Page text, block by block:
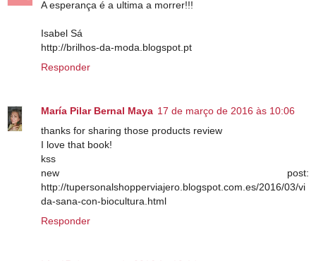
A esperança é a ultima a morrer!!!
Isabel Sá
http://brilhos-da-moda.blogspot.pt
Responder
María Pilar Bernal Maya 17 de março de 2016 às 10:06
thanks for sharing those products review
I love that book!
kss
new post:
http://tupersonalshopperviajero.blogspot.com.es/2016/03/vi
da-sana-con-biocultura.html
Responder